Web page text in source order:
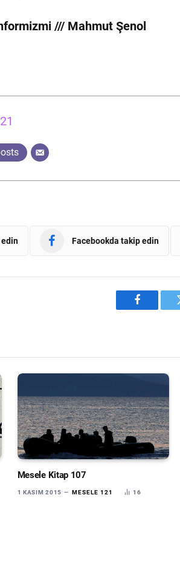
/// Mahmut Şenol
Facebookda takip edin
Facebook
Mesele Kitap 107
1 KASIM 2015 MESELE 121 16